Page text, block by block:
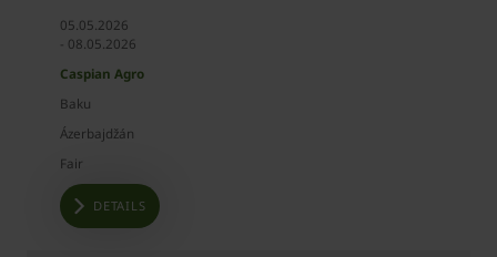
Date
05.05.2026
- 08.05.2026
Caspian Agro
Baku
Ázerbajdžán
Fair
DETAILS